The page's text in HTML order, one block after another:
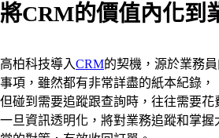
將CRM的價值內化到
高柏科技導入CRM的契機，源於業務
事項，雖然都有非常詳盡的紙本紀錄，
但碰到需要追蹤跟查詢時，往往需要花
一旦資訊透明化，將對業務追蹤和掌